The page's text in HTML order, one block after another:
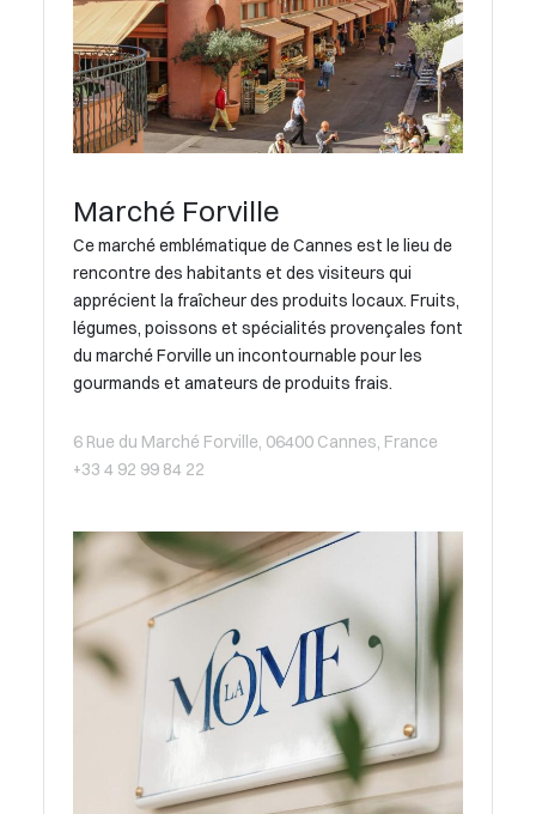
Marché Forville
Ce marché emblématique de Cannes est le lieu de
rencontre des habitants et des visiteurs qui
apprécient la fraîcheur des produits locaux. Fruits,
légumes, poissons et spécialités provençales font
du marché Forville un incontournable pour les
gourmands et amateurs de produits frais.
6 Rue du Marché Forville, 06400 Cannes, France
+33 4 92 99 84 22